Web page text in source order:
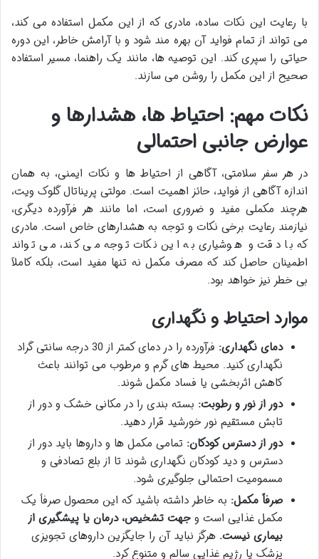
با رعایت این نکات ساده، مادری که از این مکمل استفاده می کند،
می تواند از تمام فواید آن بهره مند شود و با آرامش خاطر، این دوره
حیاتی را سپری کند. این توصیه ها، مانند یک راهنما، مسیر استفاده
صحیح از این مکمل را روشن می سازند.
نکات مهم: احتیاط ها، هشدارها و
عوارض جانبی احتمالی
در هر سفر سلامتی، آگاهی از احتیاط ها و نکات ایمنی، به همان
اندازه آگاهی از فواید، حائز اهمیت است. مولتی پریناتال گلوک ویت،
هرچند مکملی مفید و ضروری است، اما مانند هر فرآورده دیگری،
نیازمند رعایت برخی نکات و توجه به هشدارهای خاص است. مادری
که با دقت و هوشیاری به این نکات توجه می کند، می تواند
اطمینان حاصل کند که مصرف مکمل نه تنها مفید است، بلکه کاملاً
بی خطر نیز خواهد بود.
موارد احتیاط و نگهداری
دمای نگهداری:
فرآورده را در دمای کمتر از 30 درجه سانتی گراد
نگهداری کنید. محیط های گرم و مرطوب می توانند باعث
کاهش اثربخشی یا فساد مکمل شوند.
دور از نور و رطوبت: بسته بندی را در مکانی خشک و دور از
تابش مستقیم نور خورشید قرار دهید.
دور از دسترس کودکان: تمامی مکمل ها و داروها باید دور از
دسترس و دید کودکان نگهداری شوند تا از بلع تصادفی و
مسمومیت احتمالی جلوگیری شود.
صرفاً مکمل: به خاطر داشته باشید که این محصول صرفاً یک
مکمل غذایی است و جهت تشخیص، درمان یا پیشگیری از
بیماری نیست. هرگز نباید آن را جایگزین داروهای تجویزی
پزشک یا رژیم غذایی سالم و متنوع کرد.